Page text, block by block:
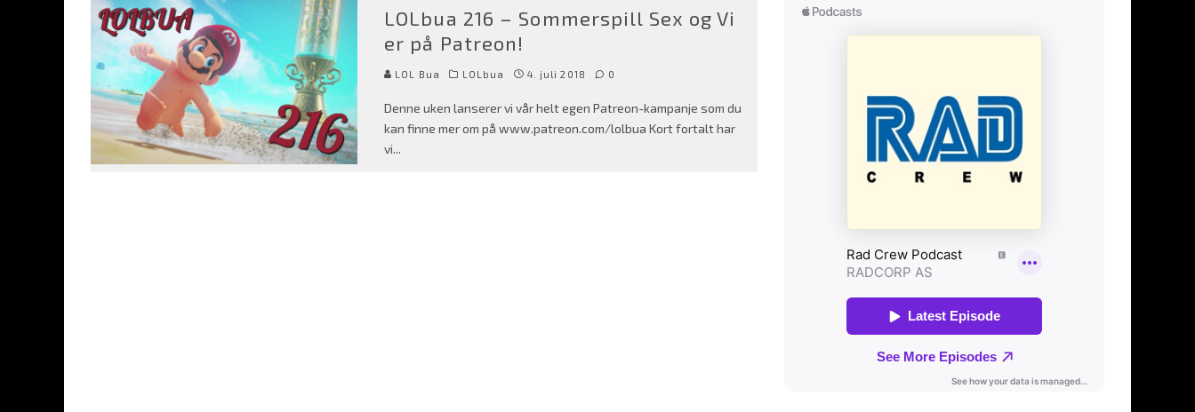
LOLbua 216 – Sommerspill Sex og Vi
er på Patreon!
LOL Bua LOLbua 4. juli 2018 0
Denne uken lanserer vi vår helt egen Patreon-kampanje som du
kan finne mer om på www.patreon.com/lolbua Kort fortalt har
vi...